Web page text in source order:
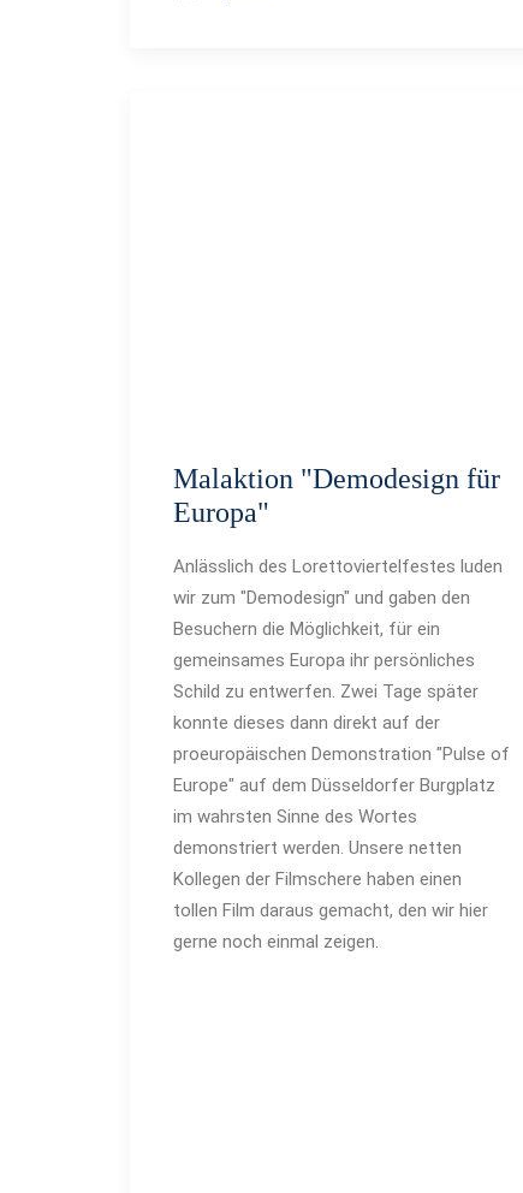
Malaktion "Demodesign für
Europa"
Anlässlich des Lorettoviertelfestes luden
wir zum "Demodesign" und gaben den
Besuchern die Möglichkeit, für ein
gemeinsames Europa ihr persönliches
Schild zu entwerfen. Zwei Tage später
konnte dieses dann direkt auf der
proeuropäischen Demonstration "Pulse of
Europe" auf dem Düsseldorfer Burgplatz
im wahrsten Sinne des Wortes
demonstriert werden. Unsere netten
Kollegen der Filmschere haben einen
tollen Film daraus gemacht, den wir hier
gerne noch einmal zeigen.